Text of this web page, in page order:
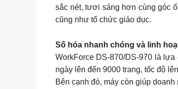
sắc nét, tươi sáng hơn cùng góc
cũng như tổ chức giáo dục.
Số hóa nhanh chóng và linh
WorkForce DS-870/DS-970 là
ngày lên đến 9000 trang, tốc độ
Bên cạnh đó, máy còn giúp